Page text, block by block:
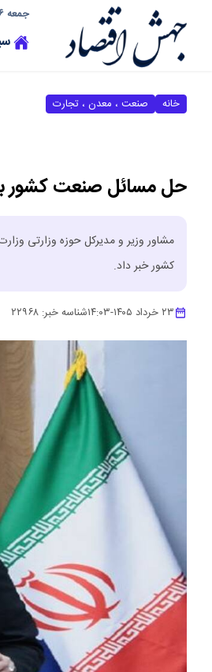
جمعه ۱۶ مرداد ۱۴۰۵
خانه صنعت ، معدن ، تجارت
حل مسائل صنعت کشور
مشاور وزیر و مدیرکل حوزه وزارتی
کشور خبر داد.
۲۳ خرداد ۱۴۰۵ -۱۴:۰۳شناسه خبر: ۲۲۹۶۸